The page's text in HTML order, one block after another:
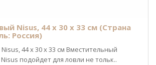
Nisus, 44 x 30 x 33 см (Страна
Россия)
44 x 30 x 33 см Вместительный
подойдет для ловли не тольк..